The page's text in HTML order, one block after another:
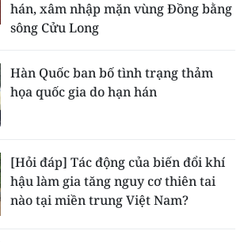
TUẦN
hán, xâm nhập mặn vùng Đồng bằng
sông Cửu Long
Hàn Quốc ban bố tình trạng thảm
họa quốc gia do hạn hán
[Hỏi đáp] Tác động của biến đổi khí
hậu làm gia tăng nguy cơ thiên tai
nào tại miền trung Việt Nam?